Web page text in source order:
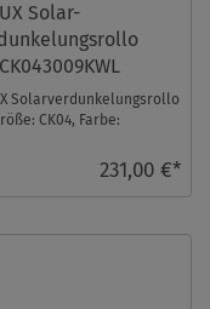
Solar-
Solarverdunkelungsrollo
CK04, Farbe:
kom ...231,00 €*